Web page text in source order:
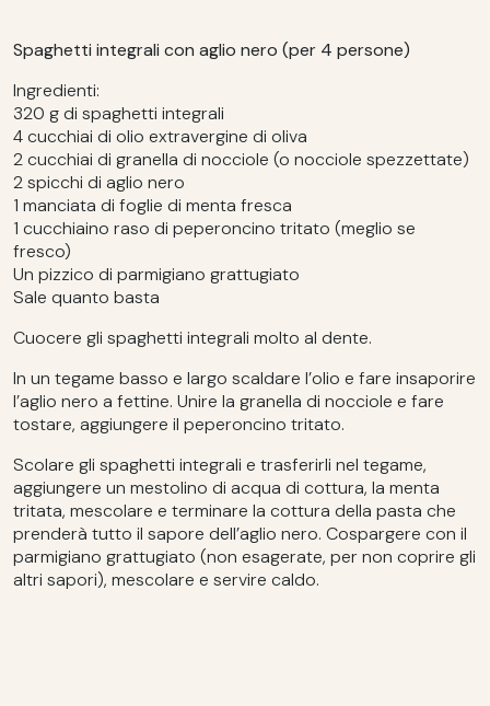
Spaghetti integrali con aglio nero (per 4 persone)
Ingredienti:
320 g di spaghetti integrali
4 cucchiai di olio extravergine di oliva
2 cucchiai di granella di nocciole (o nocciole spezzettate)
2 spicchi di aglio nero
1 manciata di foglie di menta fresca
1 cucchiaino raso di peperoncino tritato (meglio se
fresco)
Un pizzico di parmigiano grattugiato
Sale quanto basta
Cuocere gli spaghetti integrali molto al dente.
In un tegame basso e largo scaldare l’olio e fare insaporire
l’aglio nero a fettine. Unire la granella di nocciole e fare
tostare, aggiungere il peperoncino tritato.
Scolare gli spaghetti integrali e trasferirli nel tegame,
aggiungere un mestolino di acqua di cottura, la menta
tritata, mescolare e terminare la cottura della pasta che
prenderà tutto il sapore dell’aglio nero. Cospargere con il
parmigiano grattugiato (non esagerate, per non coprire gli
altri sapori), mescolare e servire caldo.